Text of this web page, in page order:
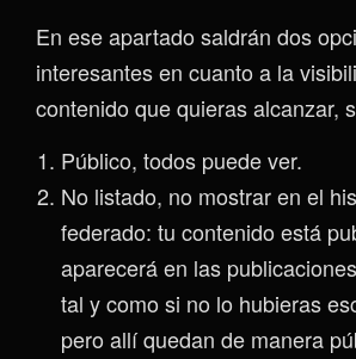
En ese apartado saldrán dos
interesantes en cuanto a la
contenido que quieras alcanzar,
Público, todos puede ver.
No listado, no mostrar en el
federado: tu contenido está
aparecerá en las
tal y como si no lo hubieras
pero allí quedan de manera